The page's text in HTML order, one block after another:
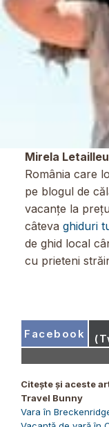
Mirela
România care
pe blogul de
vacanțe la
câteva ghiduri
de ghid local
cu prieteni
Share
on
Facebook
Citește și aceste
Travel Bunny
Vara în